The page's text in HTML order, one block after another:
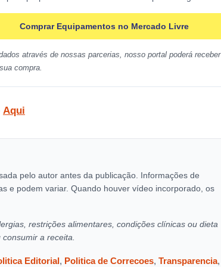
Comprar Equipamentos no Mercado Livre
através de nossas parcerias, nosso portal poderá receber
compra.
Aqui
pelo autor antes da publicação. Informações de
e podem variar. Quando houver vídeo incorporado, os
restrições alimentares, condições clínicas ou dieta
a receita.
Editorial, Politica de Correcoes, Transparencia,